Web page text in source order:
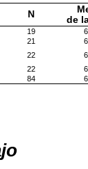
N
de
19
21
22
22
84